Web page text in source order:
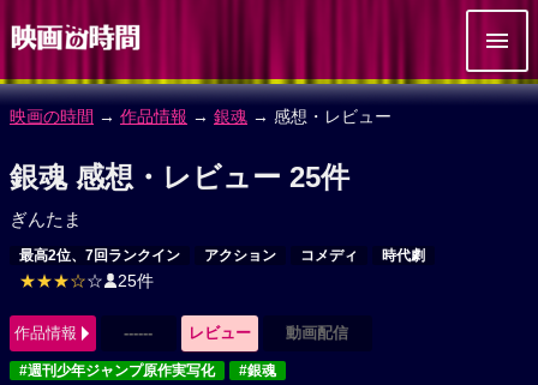
映画の時間 → 作品情報 → 銀魂 → 感想・レビュー
銀魂 感想・レビュー 25件
ぎんたま
最高2位、7回ランクイン アクション コメディ 時代劇
★★★☆☆ 25件
作品情報 ------ レビュー 動画配信
#週刊少年ジャンプ原作実写化 #銀魂